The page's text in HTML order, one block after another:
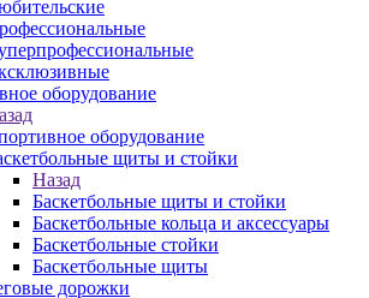
оборудование
оборудование
щиты и стойки
Назад
Баскетбольные щиты и стойки
Баскетбольные кольца и аксессуары
Баскетбольные стойки
Баскетбольные щиты
дорожки